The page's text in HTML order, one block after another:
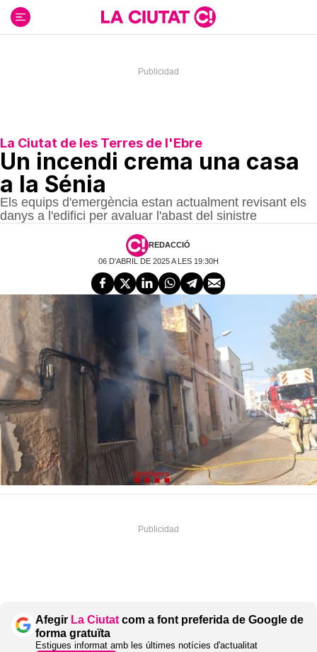
contenido
La Ciutat de les Terres de l'Ebre
Un incendi crema una casa
a la Sénia
Els equips d'emergència estan actualment revisant els
danys a l'edifici per avaluar l'abast del sinistre
REDACCIÓ
06 D'ABRIL DE 2025 A LES 19:30H
Afegir La Ciutat com a font preferida de Google de
forma gratuïta
Estigues informat amb les últimes notícies d'actualitat